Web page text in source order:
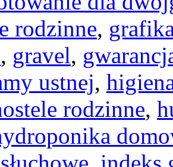
rodzinne,
, gravel,
ustnej,
rodzinne,